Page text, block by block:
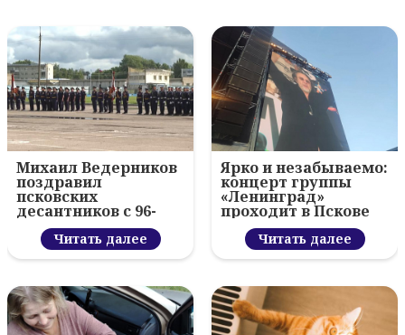
Михаил Ведерников
поздравил
псковских
десантников с 96-
летием ВДВ и
вручил награды
Читать далее
Ярко и незабываемо:
концерт группы
«Ленинград»
проходит в Пскове
Читать далее